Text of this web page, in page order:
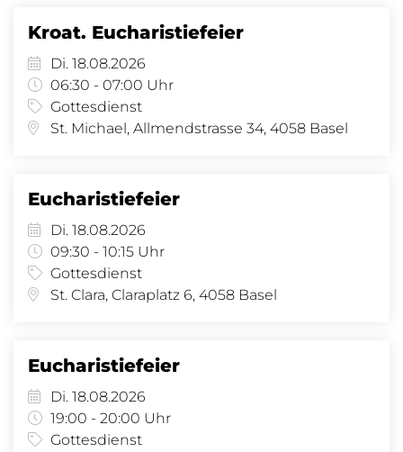
Kroat. Eucharistiefeier
Di. 18.08.2026
06:30 - 07:00 Uhr
Gottesdienst
St. Michael, Allmendstrasse 34, 4058 Basel
Eucharistiefeier
Di. 18.08.2026
09:30 - 10:15 Uhr
Gottesdienst
St. Clara, Claraplatz 6, 4058 Basel
Eucharistiefeier
Di. 18.08.2026
19:00 - 20:00 Uhr
Gottesdienst